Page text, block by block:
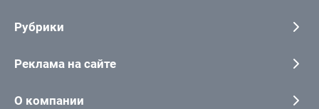
Рубрики
Реклама на сайте
О компании